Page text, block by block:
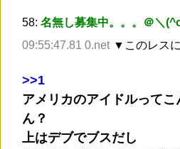
58: 名無し募集中。。。＠＼
09:55:47.81 0.net ▼このレス
>>1
アメリカのアイドルって
ん？
上はデブでブスだし